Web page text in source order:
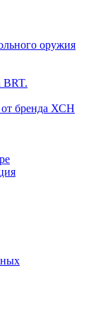
оружия
BRT.
от бренда ХСН